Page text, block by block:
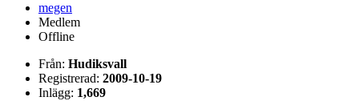
megen
Medlem
Offline
Från: Hudiksvall
Registrerad: 2009-10-19
Inlägg: 1,669